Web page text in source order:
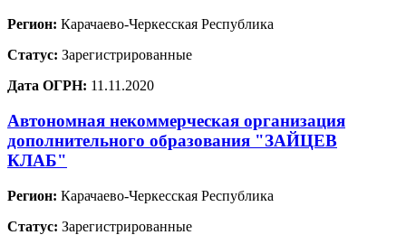
Регион: Карачаево-Черкесская Республика
Статус: Зарегистрированные
Дата ОГРН: 11.11.2020
Автономная некоммерческая организация
дополнительного образования "ЗАЙЦЕВ
КЛАБ"
Регион: Карачаево-Черкесская Республика
Статус: Зарегистрированные